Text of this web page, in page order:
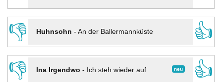
👎
Huhnsohn - An der Ballermannküste
👍
👎
neu
Ina Irgendwo - Ich steh wieder auf
👍